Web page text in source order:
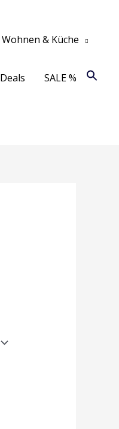
Wohnen & Küche
Deals SALE %